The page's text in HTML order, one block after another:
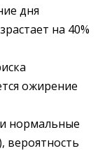
дня
на 40%
ожирение
нормальные
вероятность